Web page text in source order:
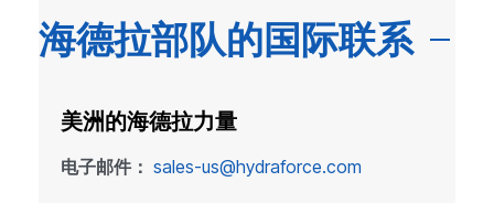
海德拉部队的国际联系
美洲的海德拉力量
电子邮件： sales-us@hydraforce.com